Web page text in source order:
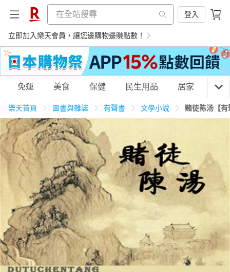
登入
立即加入樂天會員，讓您邊購物邊賺點數！
購物網分類
天天免運 美食蛋糕
居家生活 3C家電 運動休閒 親子玩具
女裝 情趣用品
日本購物 電子/紙本書
免運 美食 保健 民生用品 居家 3C
樂天首頁 圖書與雜誌 有聲書 文學小說 赌徒陈汤【有